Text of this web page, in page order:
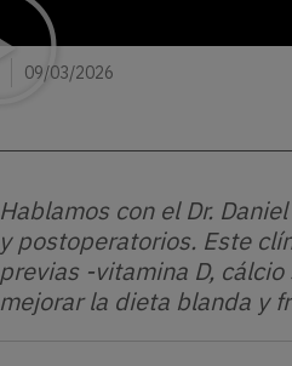
09/03/2026
Hablamos con el Dr.
y postoperatorios. Este
previas -vitamina D,
mejorar la dieta blanda y